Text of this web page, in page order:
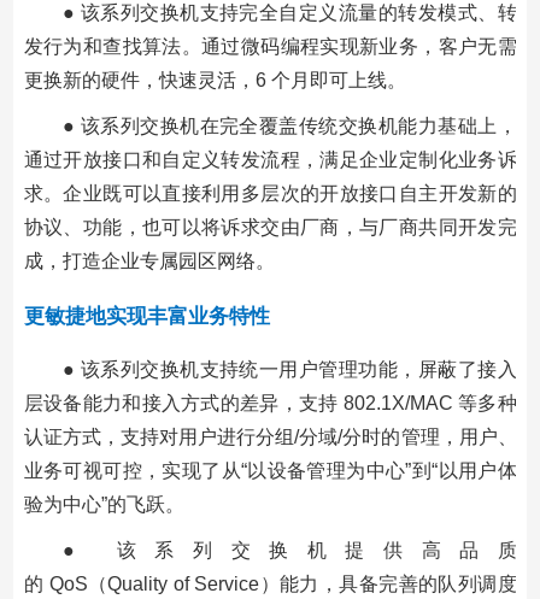
● 该系列交换机支持完全自定义流量的转发模式、转
发行为和查找算法。通过微码编程实现新业务，客户无需
更换新的硬件，快速灵活，6 个月即可上线。
● 该系列交换机在完全覆盖传统交换机能力基础上，
通过开放接口和自定义转发流程，满足企业定制化业务诉
求。企业既可以直接利用多层次的开放接口自主开发新的
协议、功能，也可以将诉求交由厂商，与厂商共同开发完
成，打造企业专属园区网络。
更敏捷地实现丰富业务特性
● 该系列交换机支持统一用户管理功能，屏蔽了接入
层设备能力和接入方式的差异，支持 802.1X/MAC 等多种
认证方式，支持对用户进行分组/分域/分时的管理，用户、
业务可视可控，实现了从“以设备管理为中心”到“以用户体
验为中心”的飞跃。
● 该系列交换机提供高品质
的 QoS（Quality of Service）能力，具备完善的队列调度